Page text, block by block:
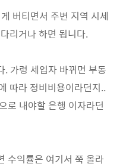
버티면서 주변 지역 시세
리거나 하면 됩니다.
. 가령 세입자 바뀌면 부동
따라 정비비용이라던지..
로 내야할 은행 이자라던
수익률은 여기서 쭉 올라